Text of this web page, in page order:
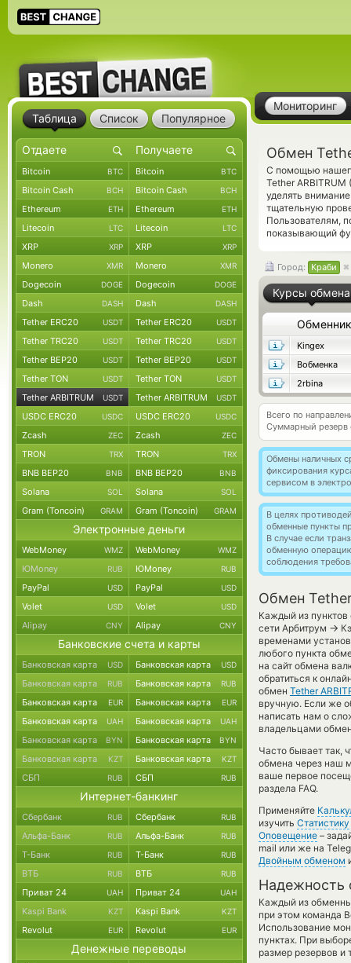
Мониторинг
Обмен
С помощью
Tether
уделять
тщательную
Пользователям,
показывающий
Город: Краби
Курсы обмена
Обменник
Kingex
Вобменка
2rbina
Всего по
Суммарный резерв
Обмены наличных
фиксирования
сервисом в
В целях
обменные пункты
В случае если
обменную
соблюдения
Обмен Tether
Каждый из пунктов
сети Арбитрум →
временами
любого пункта
на сайт обмена
обратиться к
обмен Tether
вручную. Если же
написать нам о
владельцами
Часто бывает так,
обмена через наш
ваше первое
раздела FAQ.
Применяйте
изучить Статистику
Оповещение –
mail или же на
Двойным обменом
Надежность
Каждый из
при этом команда
Использование
пунктах. При
размер резервов и
Таблица Список Популярное
Bitcoin BTC Bitcoin BTC
Bitcoin Cash BCH Bitcoin Cash BCH
Ethereum ETH Ethereum ETH
Litecoin LTC Litecoin LTC
XRP XRP XRP XRP
Monero XMR Monero XMR
Dogecoin DOGE Dogecoin DOGE
Dash DASH Dash DASH
Tether ERC20 USDT Tether ERC20 USDT
Tether TRC20 USDT Tether TRC20 USDT
Tether BEP20 USDT Tether BEP20 USDT
Tether TON USDT Tether TON USDT
Tether ARBITRUM USDT Tether ARBITRUM USDT
USDC ERC20 USDC USDC ERC20 USDC
Zcash ZEC Zcash ZEC
TRON TRX TRON TRX
BNB BEP20 BNB BNB BEP20 BNB
Solana SOL Solana SOL
Gram (Toncoin) GRAM Gram (Toncoin) GRAM
Электронные деньги
WebMoney WMZ WebMoney WMZ
ЮMoney RUB ЮMoney RUB
PayPal USD PayPal USD
Volet USD Volet USD
Alipay CNY Alipay CNY
Банковские счета и карты
Банковская карта USD Банковская карта USD
Банковская карта RUB Банковская карта RUB
Банковская карта EUR Банковская карта EUR
Банковская карта UAH Банковская карта UAH
Банковская карта BYN Банковская карта BYN
Банковская карта KZT Банковская карта KZT
СБП RUB СБП RUB
Интернет-банкинг
Сбербанк RUB Сбербанк RUB
Альфа-Банк RUB Альфа-Банк RUB
Т-Банк RUB Т-Банк RUB
ВТБ RUB ВТБ RUB
Приват 24 UAH Приват 24 UAH
Kaspi Bank KZT Kaspi Bank KZT
Revolut EUR Revolut EUR
Денежные переводы